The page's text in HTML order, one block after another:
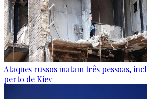
Ataques russos matam três pessoas,
perto de Kiev